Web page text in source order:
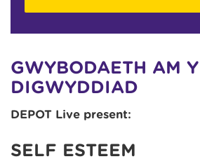
GWYBODAETH AM Y
DIGWYDDIAD
DEPOT Live present:
SELF ESTEEM